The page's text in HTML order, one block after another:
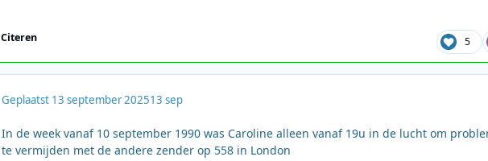
Citeren 5
Geplaatst 13 september 202513 sep
In de week vanaf 10 september 1990 was Caroline alleen vanaf 19u in de lucht om
te vermijden met de andere zender op 558 in London